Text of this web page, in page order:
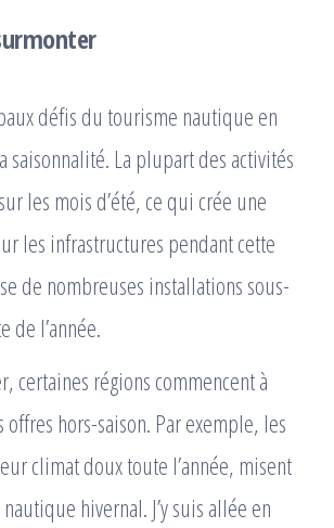
défis du tourisme nautique en
saisonnalité. La plupart des activités
les mois d’été, ce qui crée une
les infrastructures pendant cette
de nombreuses installations sous-
de l’année.
certaines régions commencent à
hors-saison. Par exemple, les
climat doux toute l’année, misent
hivernal. J’y suis allée en